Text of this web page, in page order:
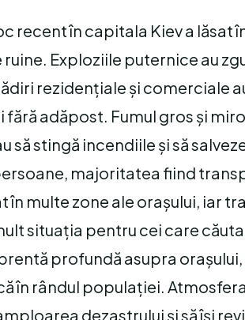
recent în capitala Kiev a lăsat
Exploziile puternice au
rezidențiale și comerciale
adăpost. Fumul gros și
să stingă incendiile și să
majoritatea fiind
multe zone ale orașului, iar
situația pentru cei care
profundă asupra
în rândul populației.
dezastrului și să își